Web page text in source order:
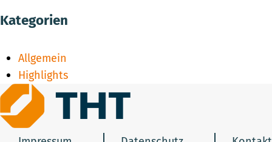
Kategorien
Allgemein
Highlights